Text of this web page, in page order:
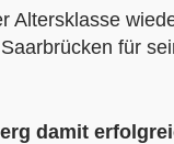
Altersklasse
für
damit